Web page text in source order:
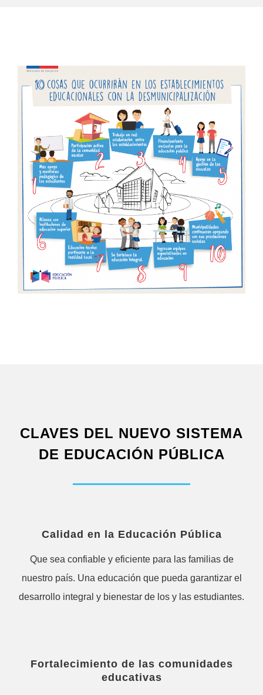
CLAVES DEL NUEVO SISTEMA
DE EDUCACIÓN PÚBLICA
Calidad en la Educación Pública
Que sea confiable y eficiente para las familias de
nuestro país. Una educación que pueda garantizar el
desarrollo integral y bienestar de los y las estudiantes.
Fortalecimiento de las comunidades
educativas